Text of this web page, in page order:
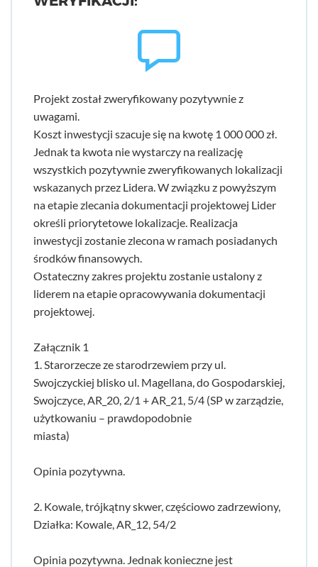
Projekt został zweryfikowany pozytywnie z
uwagami.
Koszt inwestycji szacuje się na kwotę 1 000 000 zł.
Jednak ta kwota nie wystarczy na realizację
wszystkich pozytywnie zweryfikowanych lokalizacji
wskazanych przez Lidera. W związku z powyższym
na etapie zlecania dokumentacji projektowej Lider
określi priorytetowe lokalizacje. Realizacja
inwestycji zostanie zlecona w ramach posiadanych
środków finansowych.
Ostateczny zakres projektu zostanie ustalony z
liderem na etapie opracowywania dokumentacji
projektowej.
Załącznik 1
1. Starorzecze ze starodrzewiem przy ul.
Swojczyckiej blisko ul. Magellana, do Gospodarskiej,
Swojczyce, AR_20, 2/1 + AR_21, 5/4 (SP w zarządzie,
użytkowaniu – prawdopodobnie
miasta)
Opinia pozytywna.
2. Kowale, trójkątny skwer, częściowo zadrzewiony,
Działka: Kowale, AR_12, 54/2
Opinia pozytywna. Jednak konieczne jest